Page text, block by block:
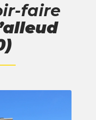
faire